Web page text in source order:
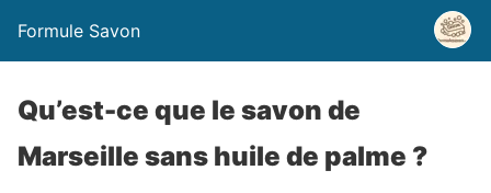
Formule Savon
Qu’est-ce que le savon de
Marseille sans huile de palme ?